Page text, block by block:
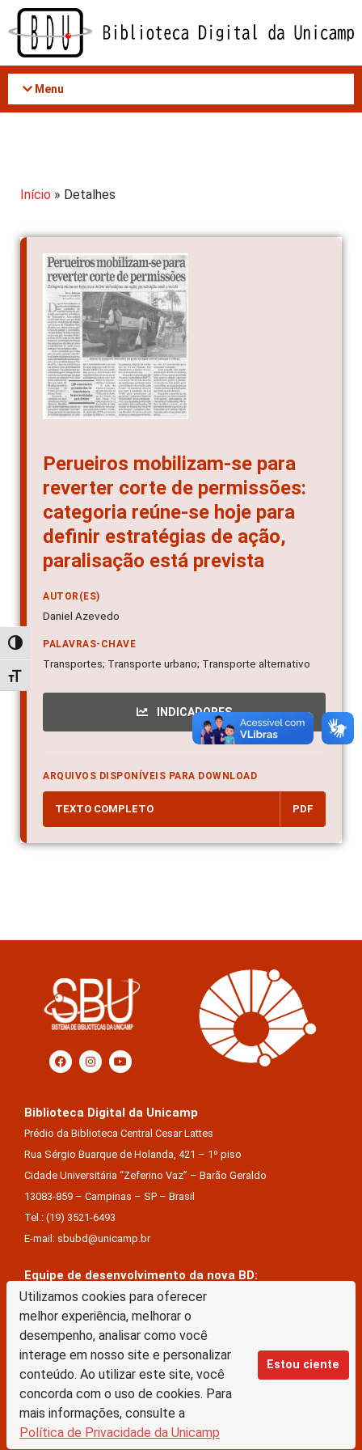
Utilizamos cookies para oferecer
melhor experiência, melhorar o
desempenho, analisar como você
interage em nosso site e personalizar
conteúdo. Ao utilizar este site, você
concorda com o uso de cookies. Para
mais informações, consulte a
Política de Privacidade da Unicamp
Estou ciente
Acessar
conteúdo
Alternar alto contraste
Alternar tamanho da fonte
Menu
Início » Detalhes
Perueiros mobilizam-se para
reverter corte de permissões:
categoria reúne-se hoje para
definir estratégias de ação,
paralisação está prevista
AUTOR(ES)
Daniel Azevedo
PALAVRAS-CHAVE
Transportes; Transporte urbano; Transporte alternativo
INDICADORES
ARQUIVOS DISPONÍVEIS PARA DOWNLOAD
TEXTO COMPLETO PDF
Biblioteca Digital da Unicamp
Prédio da Biblioteca Central Cesar Lattes
Rua Sérgio Buarque de Holanda, 421 – 1º piso
Cidade Universitária “Zeferino Vaz” – Barão Geraldo
13083-859 – Campinas – SP – Brasil
Tel.: (19) 3521-6493
E-mail: sbubd@unicamp.br
Equipe de desenvolvimento da nova BD:
Keite Aparecida Duarte
Márcio Vinícius De Jesus Almeida
Saul Victor De Castro E Silva
A Biblioteca Digital da Unicamp está licenciado com uma Licença Creative Commons –
Atribuição Sem Derivações 4.0 Internacional